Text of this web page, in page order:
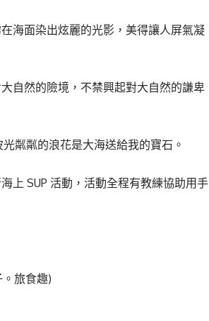
海面染出炫麗的光影，美得讓人屏氣凝
自然的險境，不禁興起對大自然的謙卑
粼粼的浪花是大海送給我的寶石。
上 SUP 活動，活動全程有教練協助用手
旅食趣)